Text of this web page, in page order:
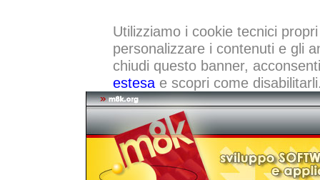
Utilizziamo i cookie tecnici
personalizzare i contenuti e gli
chiudi questo banner,
estesae scopri come